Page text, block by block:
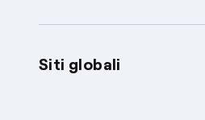
Siti globali